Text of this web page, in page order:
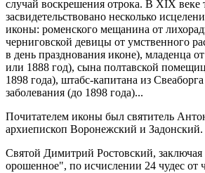
случай воскрешения отрока. В XIX веке
засвидетельствовано несколько
иконы: роменского мещанина от
черниговской девицы от умственного
в день празднования иконе), младенца
или 1888 год), сына полтавской
1898 года), штабс-капитана из
заболевания (до 1898 года)...
Почитателем иконы был святитель
архиепископ Воронежский и Задонский.
Святой Димитрий Ростовский,
орошенное", по исчислении 24 чудес от